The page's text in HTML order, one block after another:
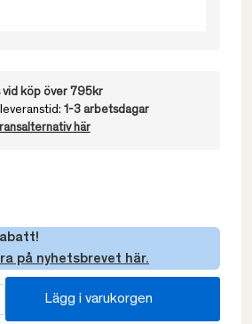
vid köp över 795kr
1-3 arbetsdagar
här
på nyhetsbrevet här.
Lägg i varukorgen